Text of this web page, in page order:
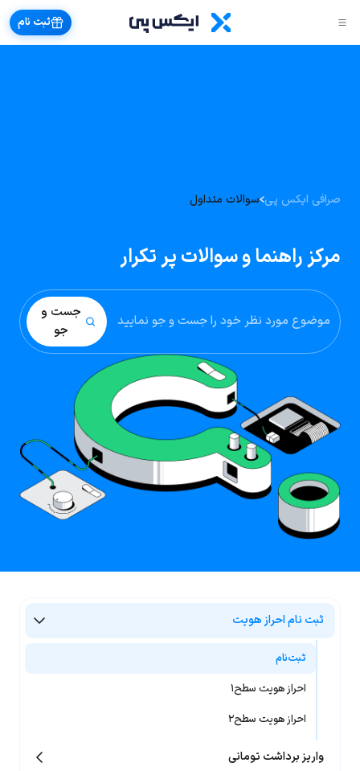
ثبت نام
صرافی ایکس پی سوالات متداول
مرکز راهنما و سوالات پر تکرار
جست و
جو
ثبت نام احراز هویت
ثبت‌نام
احراز هویت سطح۱
احراز هویت سطح۲
واریز برداشت تومانی